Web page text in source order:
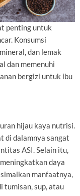
penting untuk
Konsumsi
dan lemak
dan memenuhi
bergizi untuk ibu
hijau kaya nutrisi.
di dalamnya sangat
ASI. Selain itu,
daya
manfaatnya,
tumisan, sup, atau